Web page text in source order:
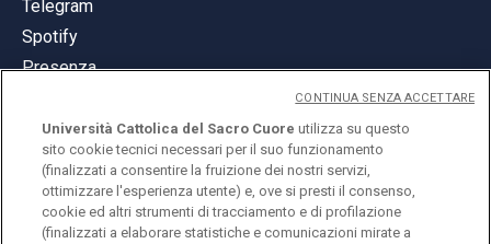
Telegram
Spotify
Presenza
© Università Cattolica del Sacro Cuore
Largo A. Gemelli 1, 20123 Milano
Università Cattolica del Sacro Cuore utilizza su questo
sito cookie tecnici necessari per il suo funzionamento
(finalizzati a consentire la fruizione dei nostri servizi,
ottimizzare l'esperienza utente) e, ove si presti il consenso,
cookie ed altri strumenti di tracciamento e di profilazione
(finalizzati a elaborare statistiche e comunicazioni mirate a
CONTINUA SENZA ACCETTARE